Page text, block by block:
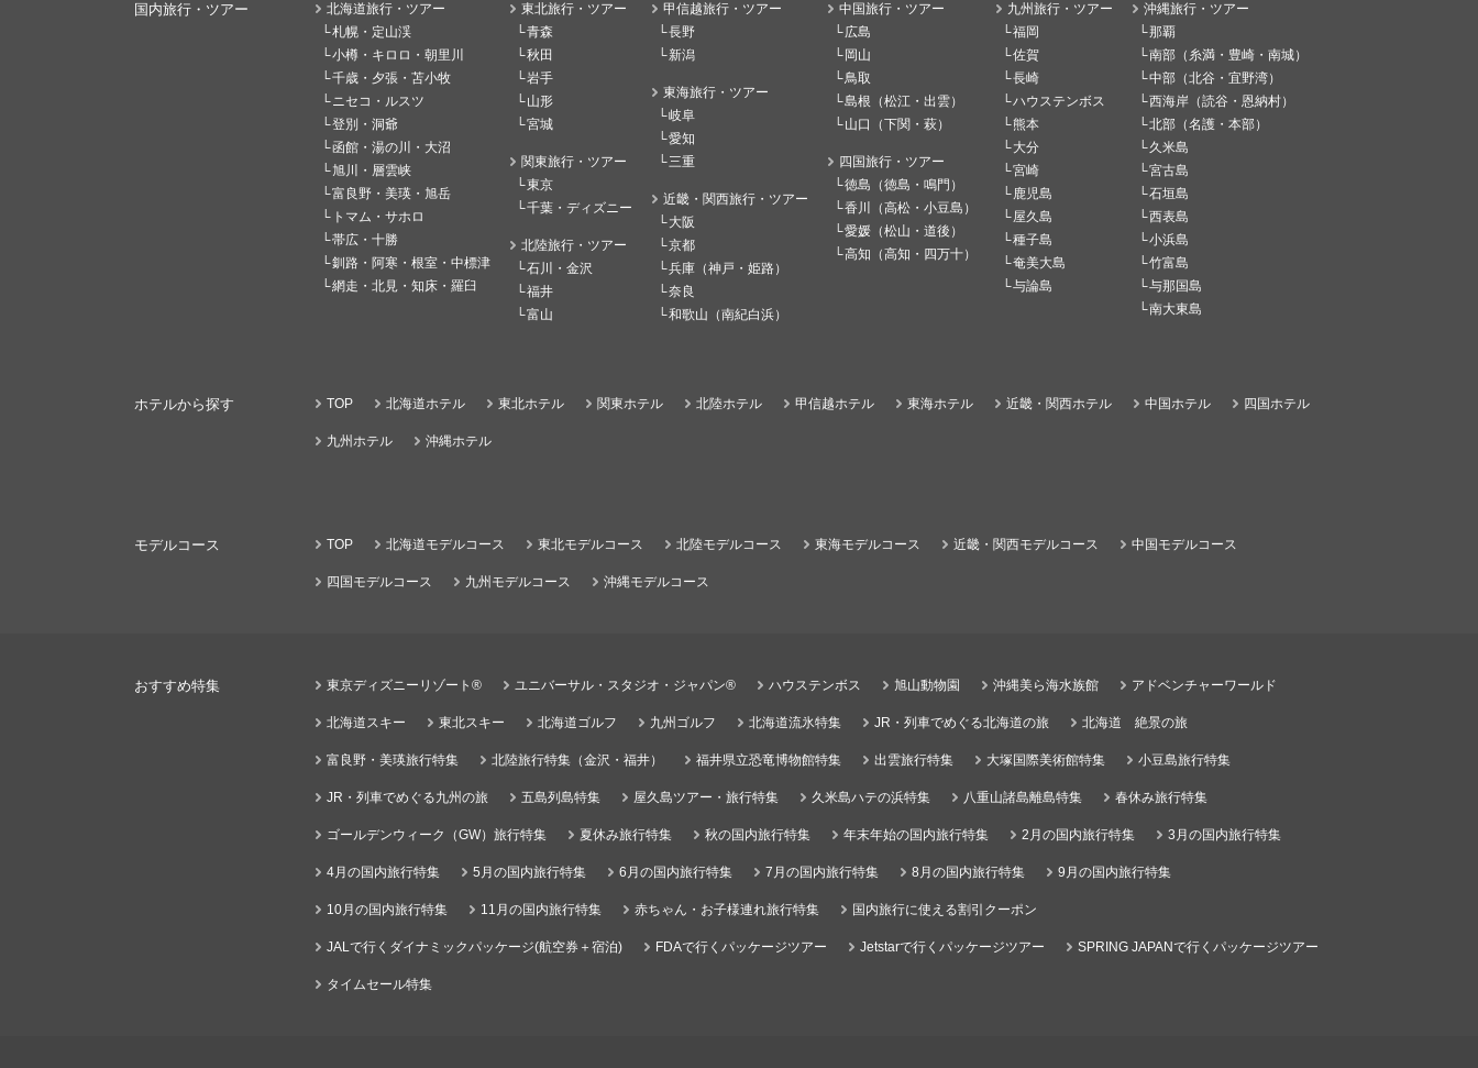
国内旅行・ツアー
北海道旅行・ツアー
札幌・定山渓
小樽・キロロ・朝里川
千歳・夕張・苫小牧
ニセコ・ルスツ
登別・洞爺
函館・湯の川・大沼
旭川・層雲峡
富良野・美瑛・旭岳
トマム・サホロ
帯広・十勝
釧路・阿寒・根室・中標津
網走・北見・知床・羅臼
東北旅行・ツアー
青森
秋田
岩手
山形
宮城
関東旅行・ツアー
東京
千葉・ディズニー
北陸旅行・ツアー
石川・金沢
福井
富山
甲信越旅行・ツアー
長野
新潟
東海旅行・ツアー
岐阜
愛知
三重
近畿・関西旅行・ツアー
大阪
京都
兵庫（神戸・姫路）
奈良
和歌山（南紀白浜）
中国旅行・ツアー
広島
岡山
鳥取
島根（松江・出雲）
山口（下関・萩）
四国旅行・ツアー
徳島（徳島・鳴門）
香川（高松・小豆島）
愛媛（松山・道後）
高知（高知・四万十）
九州旅行・ツアー
福岡
佐賀
長崎
ハウステンボス
熊本
大分
宮崎
鹿児島
屋久島
種子島
奄美大島
与論島
沖縄旅行・ツアー
那覇
南部（糸満・豊崎・南城）
中部（北谷・宜野湾）
西海岸（読谷・恩納村）
北部（名護・本部）
久米島
宮古島
石垣島
西表島
小浜島
竹富島
与那国島
南大東島
ホテルから探す TOP 北海道ホテル 東北ホテル 関東ホテル 北陸ホテル 甲信越ホテル 東海ホテル 近畿・関西ホテル 中国ホテル 四国ホテル
九州ホテル 沖縄ホテル
モデルコース TOP 北海道モデルコース 東北モデルコース 北陸モデルコース 東海モデルコース 近畿・関西モデルコース 中国モデルコース
四国モデルコース 九州モデルコース 沖縄モデルコース
おすすめ特集 東京ディズニーリゾート® ユニバーサル・スタジオ・ジャパン® ハウステンボス 旭山動物園 沖縄美ら海水族館 アドベンチャーワールド
北海道スキー 東北スキー 北海道ゴルフ 九州ゴルフ 北海道流氷特集 JR・列車でめぐる北海道の旅 北海道 絶景の旅
富良野・美瑛旅行特集 北陸旅行特集（金沢・福井） 福井県立恐竜博物館特集 出雲旅行特集 大塚国際美術館特集 小豆島旅行特集
JR・列車でめぐる九州の旅 五島列島特集 屋久島ツアー・旅行特集 久米島ハテの浜特集 八重山諸島離島特集 春休み旅行特集
ゴールデンウィーク（GW）旅行特集 夏休み旅行特集 秋の国内旅行特集 年末年始の国内旅行特集 2月の国内旅行特集 3月の国内旅行特集
4月の国内旅行特集 5月の国内旅行特集 6月の国内旅行特集 7月の国内旅行特集 8月の国内旅行特集 9月の国内旅行特集
10月の国内旅行特集 11月の国内旅行特集 赤ちゃん・お子様連れ旅行特集 国内旅行に使える割引クーポン
JALで行くダイナミックパッケージ(航空券＋宿泊) FDAで行くパッケージツアー Jetstarで行くパッケージツアー SPRING JAPANで行くパッケージツアー
タイムセール特集